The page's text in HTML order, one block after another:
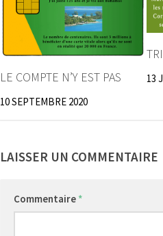
LE COMPTE N’Y EST PAS
10 SEPTEMBRE 2020
13
LAISSER UN COMMENTAIRE
Commentaire *